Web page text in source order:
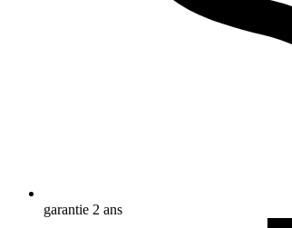
garantie 2 ans